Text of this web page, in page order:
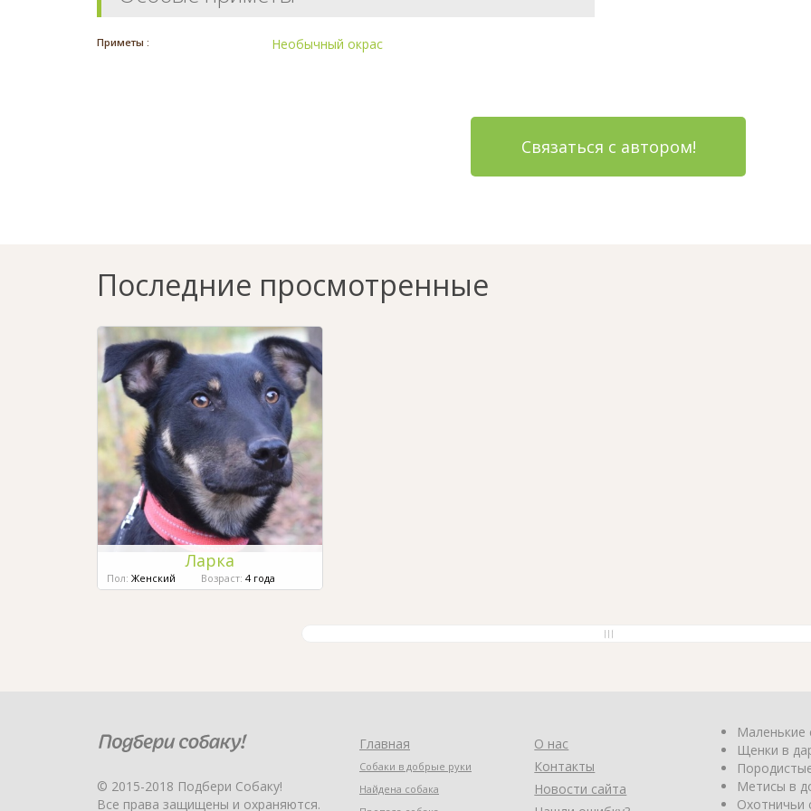
Приметы : Необычный окрас
Связаться с автором!
Последние просмотренные
Ларка
Пол: Женский Возраст: 4 года
© 2015-2018 Подбери Собаку!
Все права защищены и охраняются.
Главная
Собаки в добрые руки
Найдена собака
О нас
Контакты
Новости сайта
Маленькие
Щенки в
Метисы в
Охотничьи